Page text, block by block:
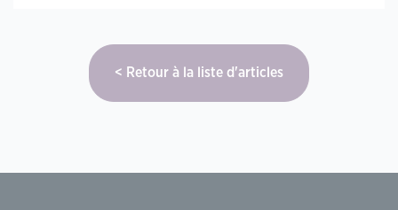
Retour à la liste d'articles